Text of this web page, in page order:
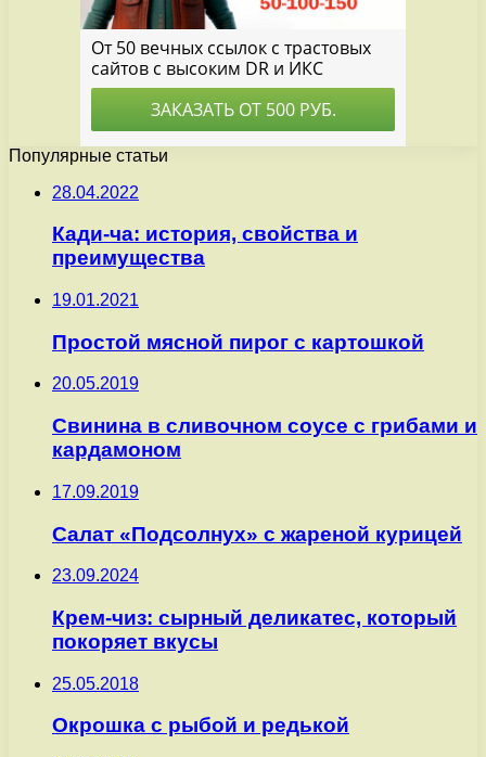
Популярные статьи
28.04.2022
Кади-ча: история, свойства и
преимущества
19.01.2021
Простой мясной пирог с картошкой
20.05.2019
Свинина в сливочном соусе с грибами и
кардамоном
17.09.2019
Салат «Подсолнух» с жареной курицей
23.09.2024
Крем-чиз: сырный деликатес, который
покоряет вкусы
25.05.2018
Окрошка с рыбой и редькой